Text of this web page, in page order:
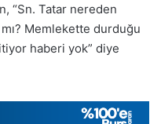
“Sn. Tatar nereden
Memlekette durduğu
haberi yok” diye